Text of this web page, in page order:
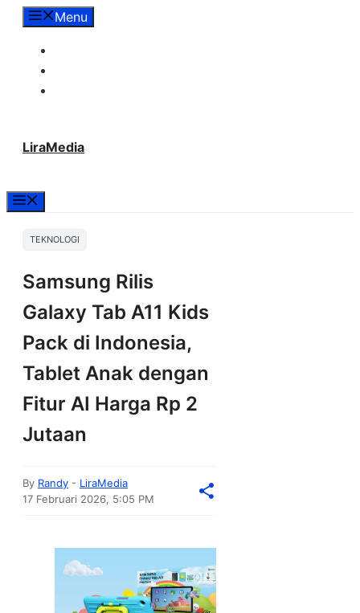
LangsungMenu
LiraMedia
TEKNOLOGI
Samsung Rilis
Galaxy Tab A11 Kids
Pack di Indonesia,
Tablet Anak dengan
Fitur AI Harga Rp 2
Jutaan
By Randy - LiraMedia
17 Februari 2026, 5:05 PM